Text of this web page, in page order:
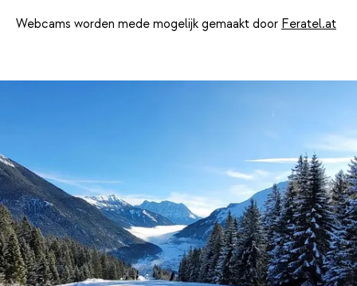
Webcams worden mede mogelijk gemaakt door Feratel.at